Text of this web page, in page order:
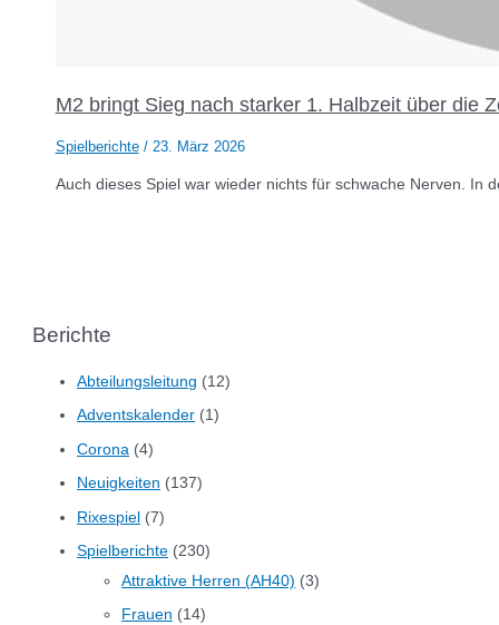
M2 bringt Sieg nach starker 1. Halbzeit über die
Spielberichte/ 23. März 2026
Auch dieses Spiel war wieder nichts für schwache Nerven.
Berichte
Abteilungsleitung (12)
Adventskalender (1)
Corona (4)
Neuigkeiten (137)
Rixespiel (7)
Spielberichte (230)
Attraktive Herren (AH40) (3)
Frauen (14)